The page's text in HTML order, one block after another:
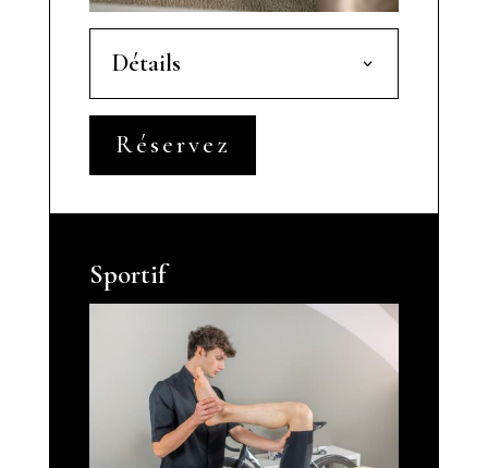
Détails
Réservez
Sportif